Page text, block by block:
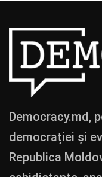
Democracy.md,
democrației și
Republica